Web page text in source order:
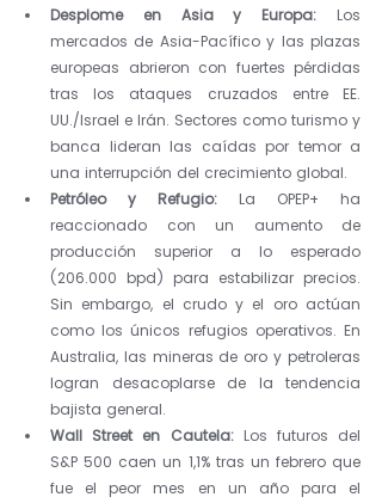
Desplome en Asia y Europa: Los
mercados de Asia-Pacífico y las plazas
europeas abrieron con fuertes pérdidas
tras los ataques cruzados entre EE.
UU./Israel e Irán. Sectores como turismo y
banca lideran las caídas por temor a
una interrupción del crecimiento global.
Petróleo y Refugio: La OPEP+ ha
reaccionado con un aumento de
producción superior a lo esperado
(206.000 bpd) para estabilizar precios.
Sin embargo, el crudo y el oro actúan
como los únicos refugios operativos. En
Australia, las mineras de oro y petroleras
logran desacoplarse de la tendencia
bajista general.
Wall Street en Cautela: Los futuros del
S&P 500 caen un 1,1% tras un febrero que
fue el peor mes en un año para el